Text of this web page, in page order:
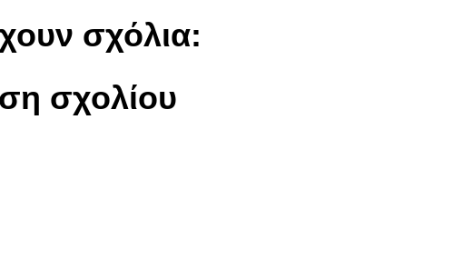
σχόλια:
σχολίου